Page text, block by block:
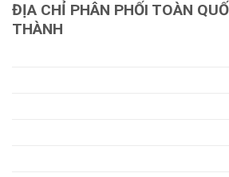
ĐỊA CHỈ PHÂN PHỐI TOÀN
THÀNH